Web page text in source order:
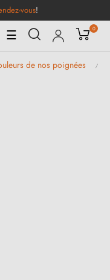
vous!
Basculer
la
navigation
☰ 0
de nos poignées